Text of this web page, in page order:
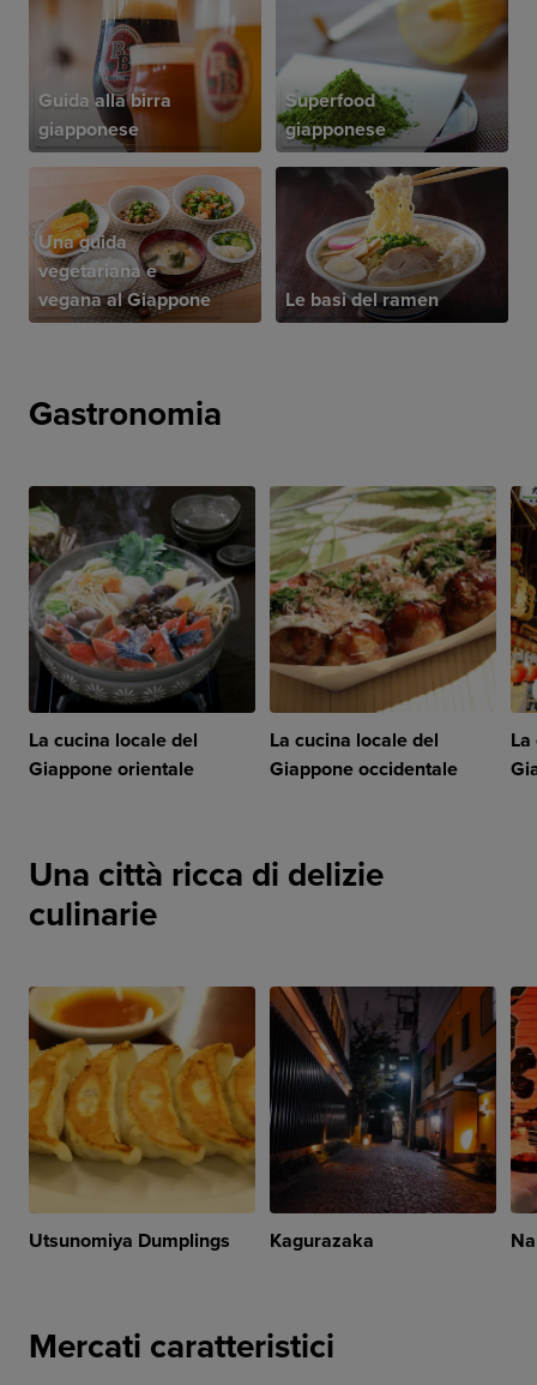
Guida alla birra
giapponese
Superfood
giapponese
Una guida
vegetariana e
vegana al Giappone
Le basi del ramen
Gastronomia
La cucina locale del
Giappone orientale
La cucina locale del
Giappone occidentale
Una città ricca di delizie
culinarie
Utsunomiya Dumplings Kagurazaka
Mercati caratteristici